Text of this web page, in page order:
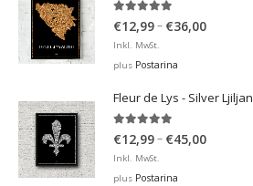
4.93out of 5
€12,99– €36,00Price
€36,00
Inkl. MwSt.
plus Postarina
Fleur de Lys - Silver Ljiljan
4.88out of 5
€12,99– €45,00Price
Inkl. MwSt.
plus Postarina